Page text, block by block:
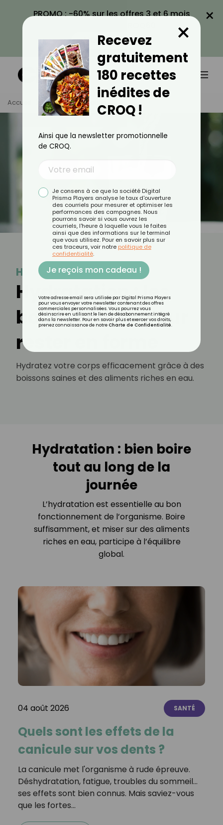
PROMO : -60% sur les offres 3 et 6 mois
VOIR LA PROMO
×
Accueil Tag Hydratation
Hydratation
Hydratation : les
bons réflexes pour
rester en forme
Hydratez votre corps efficacement grâce à des
boissons saines et des aliments riches en eau.
Hydratation : bien boire
tout au long de la
journée
L’hydratation est essentielle au bon
fonctionnement de l’organisme. Boire
suffisamment, et miser sur des aliments
riches en eau, participe à l’équilibre
global.
04 août 2026 SANTÉ
Quels sont les effets de la
canicule sur vos dents ?
La canicule met l'organisme à rude épreuve.
Déshydratation, fatigue, troubles du sommeil…
ses effets sont bien connus. Mais saviez-vous
que les fortes…
Recevez
gratuitement
180 recettes
inédites de
CROQ !
×
Ainsi que la newsletter promotionnelle
de CROQ.
Je consens à ce que la société Digital
Prisma Players analyse le taux d'ouverture
des courriels pour mesurer et optimiser les
performances des campagnes. Nous
pourrons savoir si vous ouvrez les
courriels, l'heure à laquelle vous le faites
ainsi que des informations sur le terminal
que vous utilisez. Pour en savoir plus sur
ces traceurs, voir notre politique de
confidentialité.
Je reçois mon cadeau !
Votre adresse email sera utilisée par Digital Prisma Players
pour vous envoyer votre newsletter contenant des offres
commerciales personnalisées. Vous pourrez vous
désinscrire en utilisant le lien de désabonnement intégré
dans la newsletter. Pour en savoir plus et exercer vos droits,
prenez connaissance de notre Charte de Confidentialité.